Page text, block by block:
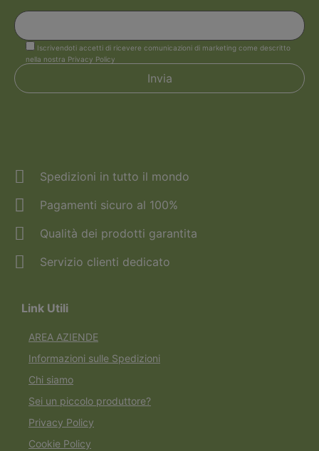
Iscrivendoti accetti di ricevere comunicazioni di marketing come descritto
nella nostra Privacy Policy
Spedizioni in tutto il mondo
Pagamenti sicuro al 100%
Qualità dei prodotti garantita
Servizio clienti dedicato
Link Utili
AREA AZIENDE
Informazioni sulle Spedizioni
Chi siamo
Sei un piccolo produttore?
Privacy Policy
Cookie Policy